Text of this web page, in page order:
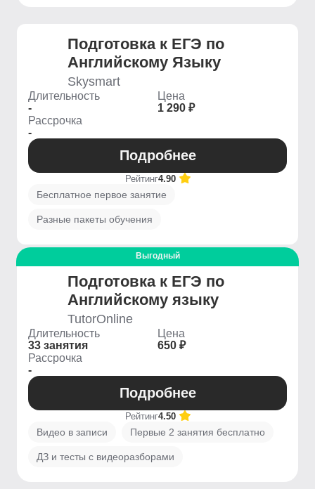
Подготовка к ЕГЭ по
Английскому Языку
Skysmart
Длительность
-
Цена
1 290 ₽
Рассрочка
-
Подробнее
Рейтинг4.90
Бесплатное первое занятие
Разные пакеты обучения
Выгодный
Подготовка к ЕГЭ по
Английскому языку
TutorOnline
Длительность
33 занятия
Цена
650 ₽
Рассрочка
-
Подробнее
Рейтинг4.50
Видео в записи Первые 2 занятия бесплатно
ДЗ и тесты с видеоразборами